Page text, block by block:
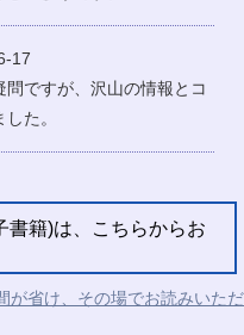
17
ですが、沢山の情報とコ
た。
籍)は、こちらからお
省け、その場でお読みいただ